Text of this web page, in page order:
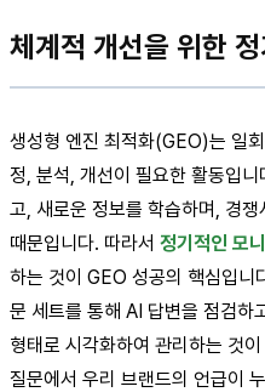
체계적 개선을 위한
생성형 엔진 최적화(GEO)는 일
정, 분석, 개선이 필요한 활동입
고, 새로운 정보를 학습하며, 경
때문입니다. 따라서 정기적인 모
하는 것이 GEO 성공의 핵심입니
문 세트를 통해 AI 답변을 점검하
형태로 시각화하여 관리하는 것
질문에서 우리 브랜드의 언급이